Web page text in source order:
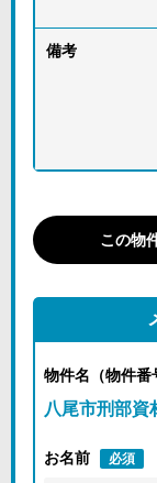
備考
この物
物件名（物件番
八尾市刑部資
お名前 必須